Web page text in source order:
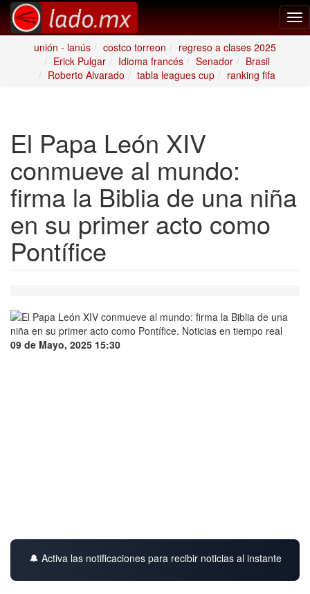
unión - lanús
costco torreon
regreso a clases 2025
Erick Pulgar
Idioma francés Senador
Brasil
Roberto Alvarado
tabla leagues cup ranking fifa
El Papa León XIV
conmueve al mundo:
firma la Biblia de una niña
en su primer acto como
Pontífice
09 de Mayo, 2025 15:30
🔔 Activa las notificaciones para recibir noticias al instante